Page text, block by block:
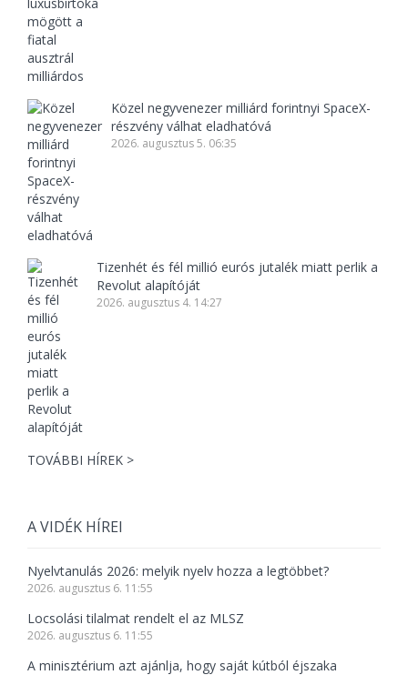
Közel negyvenezer milliárd forintnyi SpaceX-
részvény válhat eladhatóvá
2026. augusztus 5. 06:35
Tizenhét és fél millió eurós jutalék miatt perlik a
Revolut alapítóját
2026. augusztus 4. 14:27
TOVÁBBI HÍREK >
A VIDÉK HÍREI
Nyelvtanulás 2026: melyik nyelv hozza a legtöbbet?
2026. augusztus 6. 11:55
Locsolási tilalmat rendelt el az MLSZ
2026. augusztus 6. 11:55
A minisztérium azt ajánlja, hogy saját kútból éjszaka